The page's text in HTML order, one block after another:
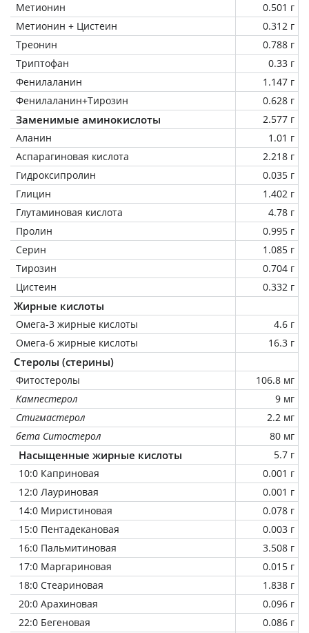
Метионин
0.501 г
Метионин + Цистеин
0.312 г
Треонин
0.788 г
Триптофан
0.33 г
Фенилаланин
1.147 г
Фенилаланин+Тирозин
0.628 г
Заменимые аминокислоты
2.577 г
Аланин
1.01 г
Аспарагиновая кислота
2.218 г
Гидроксипролин
0.035 г
Глицин
1.402 г
Глутаминовая кислота
4.78 г
Пролин
0.995 г
Серин
1.085 г
Тирозин
0.704 г
Цистеин
0.332 г
Жирные кислоты
Омега-3 жирные кислоты
4.6 г
Омега-6 жирные кислоты
16.3 г
Стеролы (стерины)
Фитостеролы
106.8 мг
Кампестерол
9 мг
Стигмастерол
2.2 мг
бета Ситостерол
80 мг
Насыщенные жирные кислоты
5.7 г
10:0 Каприновая
0.001 г
12:0 Лауриновая
0.001 г
14:0 Миристиновая
0.078 г
15:0 Пентадекановая
0.003 г
16:0 Пальмитиновая
3.508 г
17:0 Маргариновая
0.015 г
18:0 Стеариновая
1.838 г
20:0 Арахиновая
0.096 г
22:0 Бегеновая
0.086 г